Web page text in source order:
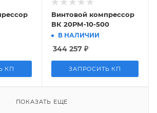
КП
Винтовой компрессор
ВК 20РМ-10-500
В НАЛИЧИИ
344 257 ₽
ЗАПРОСИТЬ КП
ПОКАЗАТЬ ЕЩЕ